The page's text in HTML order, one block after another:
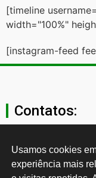
[timeline
width="100%"
[instagram-feed
Contatos:
Usamos cookies
experiência mais